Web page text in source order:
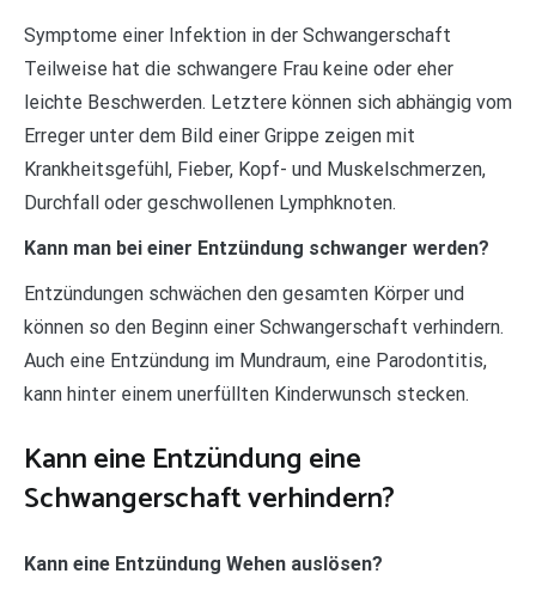
Symptome einer Infektion in der Schwangerschaft
Teilweise hat die schwangere Frau keine oder eher
leichte Beschwerden. Letztere können sich abhängig vom
Erreger unter dem Bild einer Grippe zeigen mit
Krankheitsgefühl, Fieber, Kopf- und Muskelschmerzen,
Durchfall oder geschwollenen Lymphknoten.
Kann man bei einer Entzündung schwanger werden?
Entzündungen schwächen den gesamten Körper und
können so den Beginn einer Schwangerschaft verhindern.
Auch eine Entzündung im Mundraum, eine Parodontitis,
kann hinter einem unerfüllten Kinderwunsch stecken.
Kann eine Entzündung eine
Schwangerschaft verhindern?
Kann eine Entzündung Wehen auslösen?